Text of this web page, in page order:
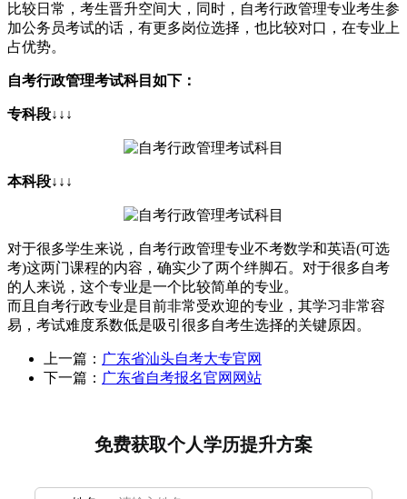
比较日常，考生晋升空间大，同时，自考行政管理专业考生参
加公务员考试的话，有更多岗位选择，也比较对口，在专业上
占优势。
自考行政管理考试科目如下：
专科段↓↓↓
本科段↓↓↓
对于很多学生来说，自考行政管理专业不考数学和英语(可选
考)这两门课程的内容，确实少了两个绊脚石。对于很多自考
的人来说，这个专业是一个比较简单的专业。
而且自考行政专业是目前非常受欢迎的专业，其学习非常容
易，考试难度系数低是吸引很多自考生选择的关键原因。
上一篇： 广东省汕头自考大专官网
下一篇： 广东省自考报名官网网站
免费获取个人学历提升方案